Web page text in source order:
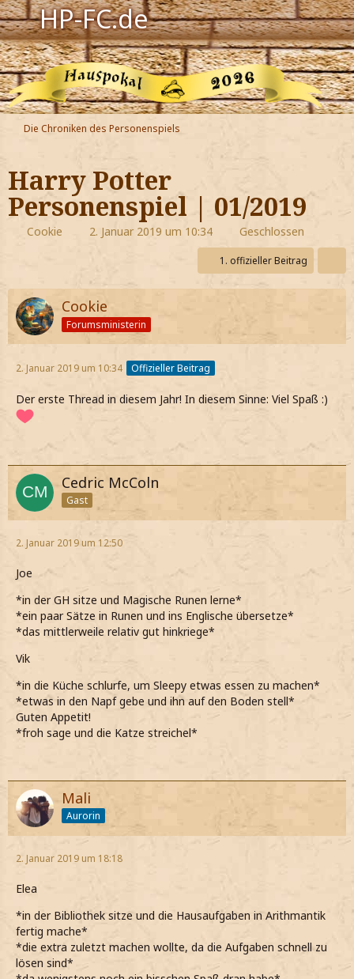
HP-FC.de
Navigation
Harry Potter
Der HP-FC
Hogwarts
Zauberwelt
Willkommen
Jetzt Fanclub-Mitglied werden!
Die Chroniken des Personenspiels
Harry Potter
Personenspiel | 01/2019
Cookie 2. Januar 2019 um 10:34 Geschlossen
1. offizieller Beitrag
Cookie
Forumsministerin
2. Januar 2019 um 10:34 Offizieller Beitrag
Der erste Thread in diesem Jahr! In diesem Sinne: Viel Spaß :)
Cedric McColn
Gast
2. Januar 2019 um 12:50
Joe
*in der GH sitze und Magische Runen lerne*
*ein paar Sätze in Runen und ins Englische übersetze*
*das mittlerweile relativ gut hinkriege*
Vik
*in die Küche schlurfe, um Sleepy etwas essen zu machen*
*etwas in den Napf gebe und ihn auf den Boden stell*
Guten Appetit!
*froh sage und die Katze streichel*
Mali
Aurorin
2. Januar 2019 um 18:18
Elea
*in der Bibliothek sitze und die Hausaufgaben in Arithmantik
fertig mache*
*die extra zuletzt machen wollte, da die Aufgaben schnell zu
lösen sind*